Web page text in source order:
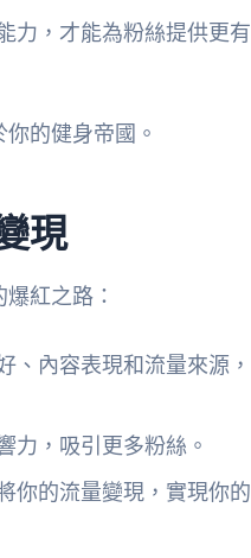
力，才能為粉絲提供更有
的健身帝國。
現
紅之路：
、內容表現和流量來源，
力，吸引更多粉絲。
你的流量變現，實現你的